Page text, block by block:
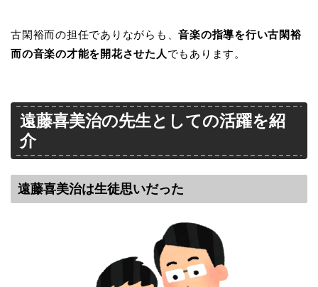
古閑裕而の担任でありながらも、音楽の指導を行い古閑裕
而の音楽の才能を開花させた人 でもあります。
遠藤喜美治の先生としての活躍を紹
介
遠藤喜美治は生徒思いだった